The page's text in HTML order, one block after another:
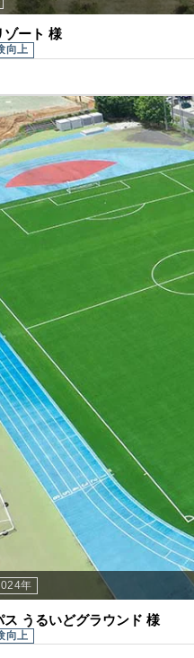
ゾート 様
向上
年
うるいどグラウンド 様
向上